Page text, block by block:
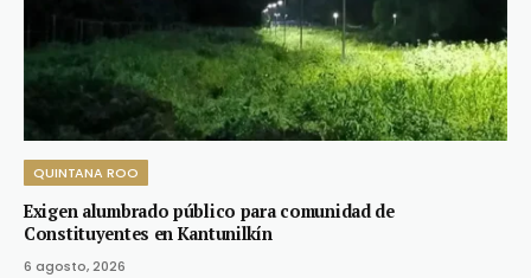
QUINTANA ROO
Exigen alumbrado público para comunidad de
Constituyentes en Kantunilkín
6 agosto, 2026